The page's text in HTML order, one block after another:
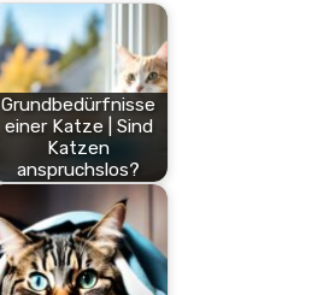
Grundbedürfnisse
einer Katze | Sind
Katzen
anspruchslos?